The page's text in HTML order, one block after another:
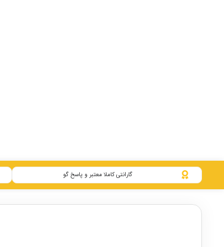
گارانتی کاملا معتبر و پاسخ گو